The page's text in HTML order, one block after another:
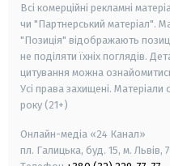
Всі комерційні рекламні
чи "Партнерський матеріал".
"Позиція" відображають
не поділяти їхніх поглядів.
цитування можна
Усі права захищені. Матеріали
року (21+)
Онлайн-медіа «24 Канал»
пл. Галицька, буд. 15, м. Львів,